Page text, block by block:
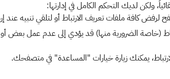
ولكن لديك التحكم الكامل في إدارتها:
كافة ملفات تعريف الارتباط أو لتلقي تنبيه عند
(خاصة الضرورية منها) قد يؤدي إلى عدم عمل
يمكنك زيارة خيارات "المساعدة" في متصفحك.